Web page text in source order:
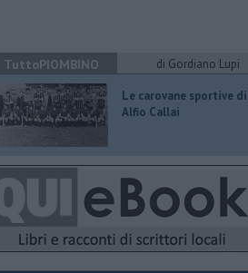
TuttoPIOMBINO di Gordiano Lupi
​Le carovane sportive di
Alfio Callai